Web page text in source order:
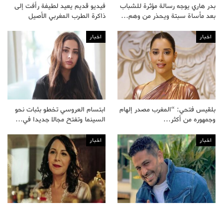
بدر هاري يوجه رسالة مؤثرة للشباب
بعد مأساة سبتة ويحذر من وهم…
فيديو قديم يعيد لطيفة رأفت إلى
ذاكرة الطرب المغربي الأصيل
اخبار
بلقيس فتحي: “المغرب مصدر إلهام
وجمهوره من أكثر…
اخبار
ابتسام العروسي تخطو بثبات نحو
السينما وتفتح مجالا جديدا في…
اخبار اخبار